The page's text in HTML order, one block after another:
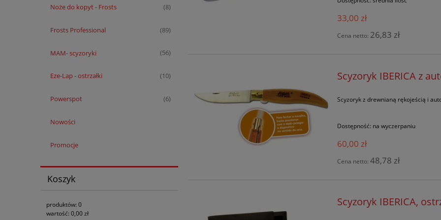
Noże do kopyt - Frosts (8)
Frosts Professional (89)
MAM- scyzoryki (56)
Eze-Lap - ostrzałki (10)
Powerspot (6)
Nowości
Promocje
Koszyk
produktów: 0
wartość: 0,00 zł
33,00 zł
Cena netto: 26,83 zł
Scyzoryk IBERICA z
Scyzoryk z drewnianą rękojeścią i
Dostępność: na wyczerpaniu
60,00 zł
Cena netto:48,78 zł
Scyzoryk IBERICA,